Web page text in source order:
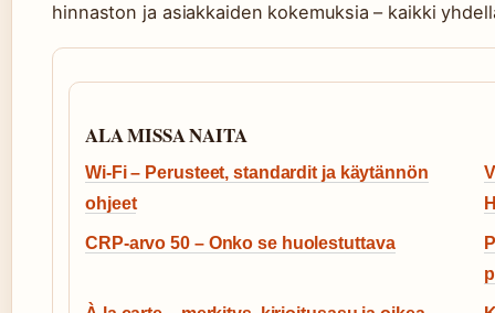
hinnaston ja asiakkaiden kokemuksia – kaikki
ALA MISSA NAITA
Wi-Fi – Perusteet, standardit ja käytännön
ohjeet
CRP-arvo 50 – Onko se huolestuttava